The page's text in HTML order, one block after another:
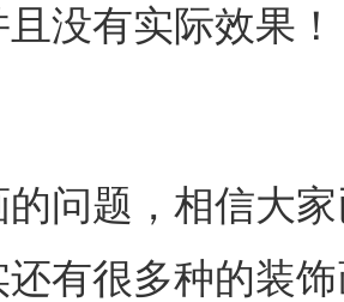
没有实际效果！
问题，相信大
还有很多种的装